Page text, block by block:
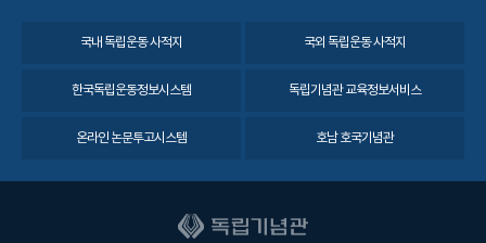
국내 독립운동 사적지 국외 독립운동 사적지
한국독립운동정보시스템 독립기념관 교육정보서비스
온라인 논문투고시스템 호남 호국기념관